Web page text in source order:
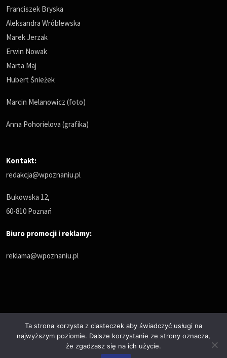
Franciszek Bryska
Aleksandra Wróblewska
Marek Jerzak
Erwin Nowak
Marta Maj
Hubert Śnieżek
Marcin Melanowicz (foto)
Anna Pohorielova (grafika)
Kontakt:
redakcja@wpoznaniu.pl
Bukowska 12,
60-810 Poznań
Biuro promocji i reklamy:
reklama@wpoznaniu.pl
Polityka prywatności
Ta strona korzysta z ciasteczek aby świadczyć usługi na
najwyższym poziomie. Dalsze korzystanie ze strony oznacza,
że zgadzasz się na ich użycie.